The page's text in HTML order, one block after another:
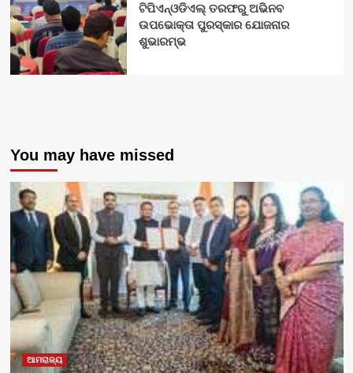
ଟିପିଏନ୍‌ଓଡିଏଲ୍‌ ତରଫରୁ ଅଭିନବ
ଉପଭୋକ୍ତା ପୁରସ୍କାର ଯୋଜନାର
ଶୁଭାରମ୍ଭ
You may have missed
ଆମରାଜ୍ୟ